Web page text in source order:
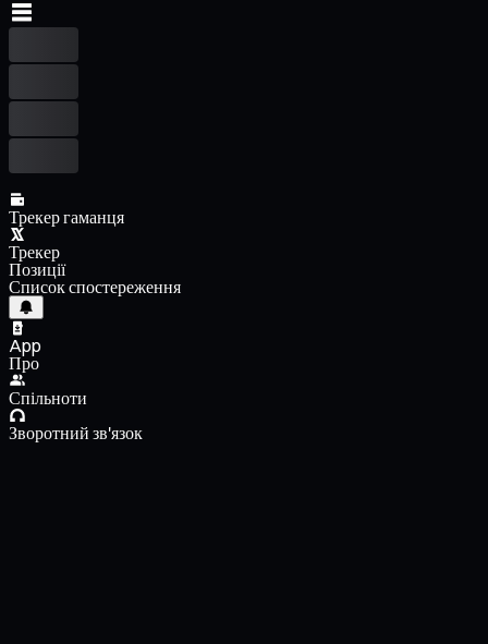
Трекер гаманця
Трекер
Позиції
Список спостереження
App
Про
Спільноти
Зворотний зв'язок